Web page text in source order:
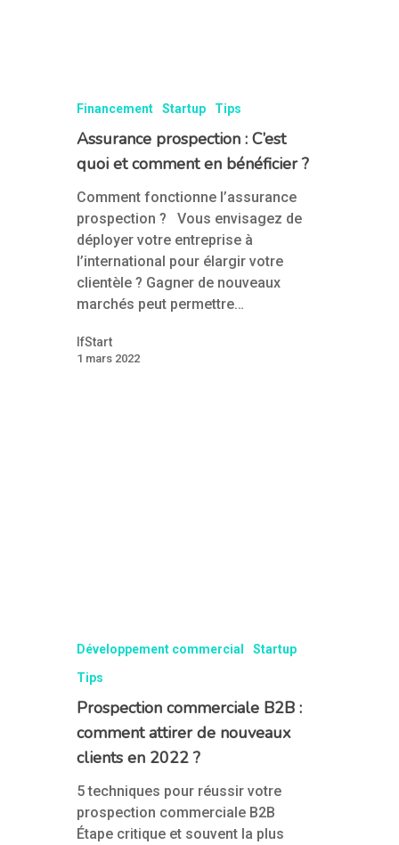
Financement Startup Tips
Assurance prospection : C’est
quoi et comment en bénéficier ?
Comment fonctionne l’assurance
prospection ? Vous envisagez de
déployer votre entreprise à
l’international pour élargir votre
clientèle ? Gagner de nouveaux
marchés peut permettre…
IfStart
1 mars 2022
Développement commercial
Startup
Tips
Prospection commerciale B2B :
comment attirer de nouveaux
clients en 2022 ?
5 techniques pour réussir votre
prospection commerciale B2B
Étape critique et souvent la plus